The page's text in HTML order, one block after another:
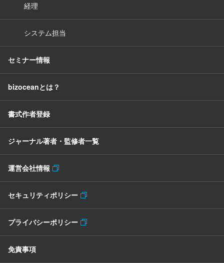
経理
システム担当
セミナー情報
bizoceanとは？
書式作者登録
ジャーナル著者・監修者一覧
運営会社情報
セキュリティポリシー
プライバシーポリシー
免責事項